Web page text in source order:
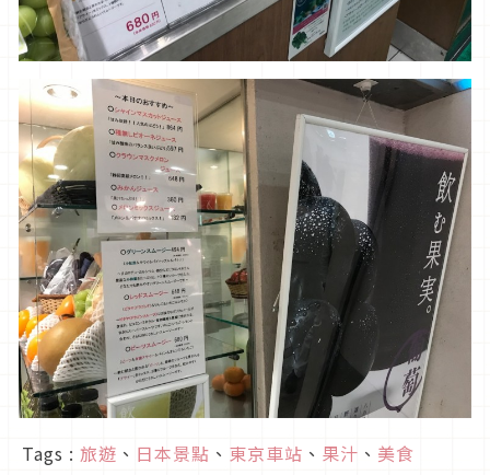
Tags : 旅遊 、 日本景點 、 東京車站 、 果汁 、 美食